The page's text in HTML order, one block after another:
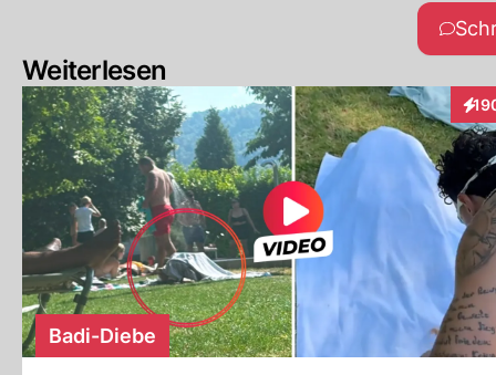
Weiterlesen
Badi-Diebe